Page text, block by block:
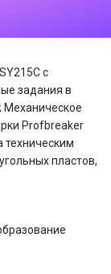
с
задания в
Механическое
Profbreaker
техническим
пластов,